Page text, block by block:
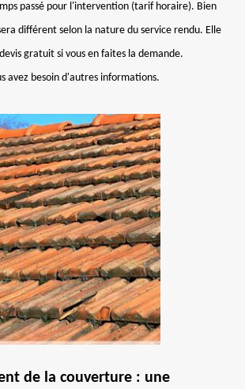
passé pour l'intervention (tarif horaire). Bien
différent selon la nature du service rendu. Elle
gratuit si vous en faites la demande.
avez besoin d'autres informations.
de la couverture : une